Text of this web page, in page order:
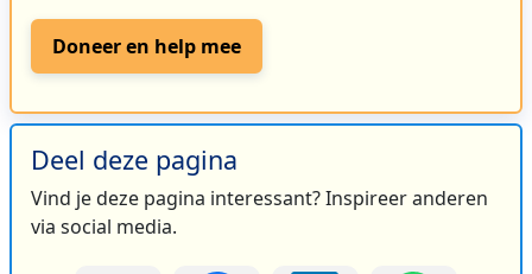
Doneer en help mee
Deel deze pagina
Vind je deze pagina interessant? Inspireer anderen
via social media.